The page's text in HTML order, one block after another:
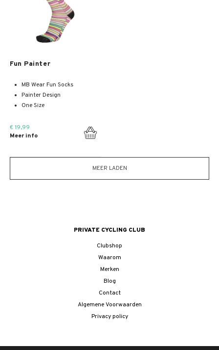
Fun Painter
MB Wear Fun Socks
Painter Design
One Size
€ 19,99
Meer info
MEER LADEN
PRIVATE CYCLING CLUB
Clubshop
Waarom
Merken
Blog
Contact
Algemene Voorwaarden
Privacy policy